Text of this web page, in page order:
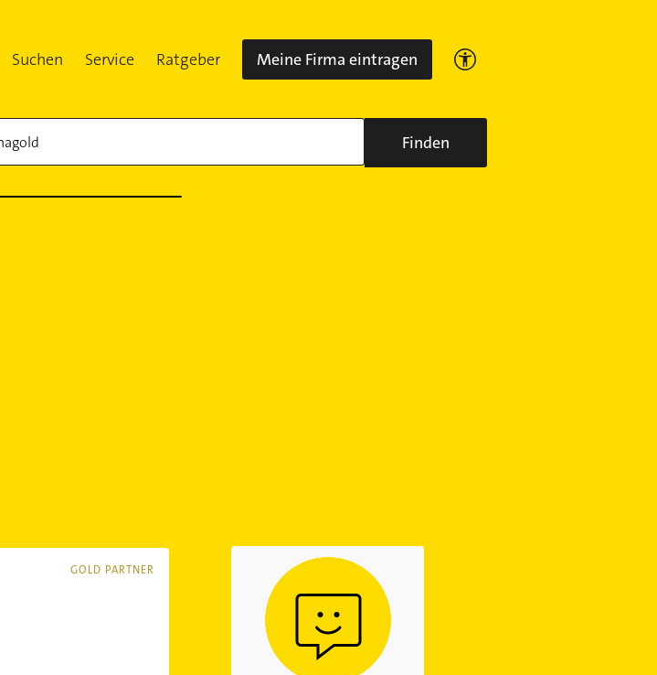
Suchen Service Ratgeber Meine Firma eintragen
Finden
GOLD PARTNER